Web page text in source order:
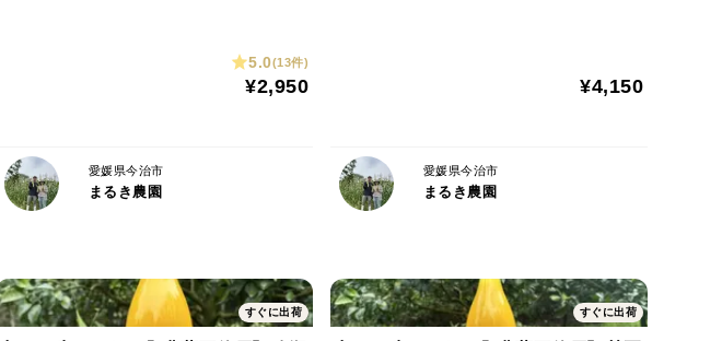
5.0(13件)
¥2,950
愛媛県今治市
まるき農園
¥4,150
愛媛県今治市
まるき農園
すぐに出荷 すぐに出荷